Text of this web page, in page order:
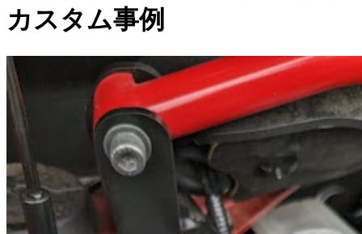
カスタム事例